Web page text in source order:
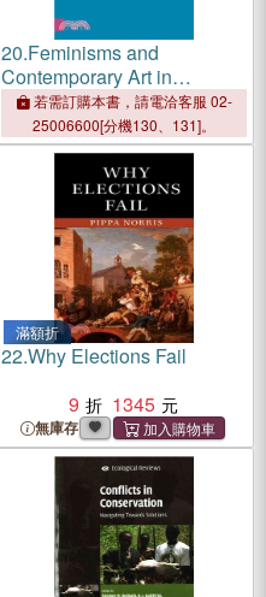
20.Feminisms and
Contemporary Art in
Indonesia ─ Defining
Experiences
若需訂購本書，請電洽客服 02-
25006600[分機130、131]。
滿額折
22.Why Elections Fail
9
1345
無庫存